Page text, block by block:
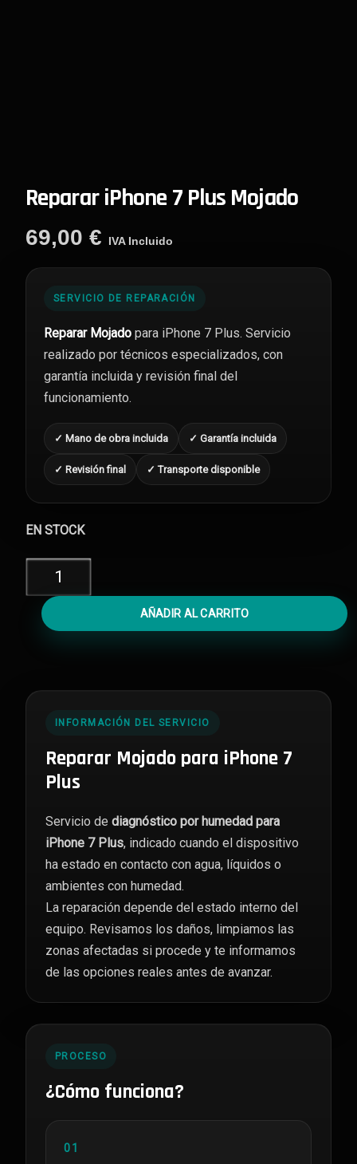
Reparar iPhone 7 Plus Mojado
69,00 € IVA Incluido
SERVICIO DE REPARACIÓN
Reparar Mojado para iPhone 7 Plus. Servicio
realizado por técnicos especializados, con
garantía incluida y revisión final del
funcionamiento.
✓ Mano de obra incluida ✓ Garantía incluida
✓ Revisión final ✓ Transporte disponible
EN STOCK
Reparar
iPhone
Plus
AÑADIR AL CARRITO
INFORMACIÓN DEL SERVICIO
Reparar Mojado para iPhone 7
Plus
Servicio de diagnóstico por humedad para
iPhone 7 Plus, indicado cuando el dispositivo
ha estado en contacto con agua, líquidos o
ambientes con humedad.
La reparación depende del estado interno del
equipo. Revisamos los daños, limpiamos las
zonas afectadas si procede y te informamos
de las opciones reales antes de avanzar.
PROCESO
¿Cómo funciona?
01